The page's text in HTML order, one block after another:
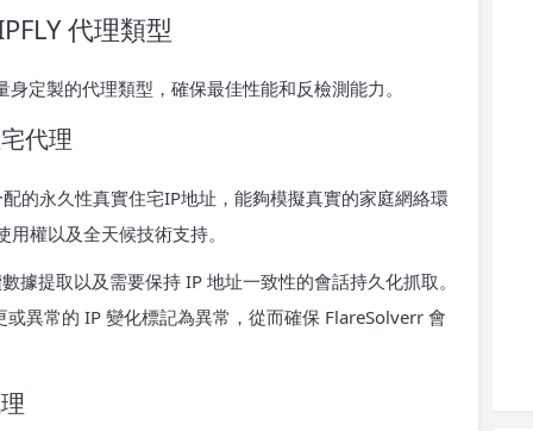
代理類型
定製的代理類型，確保最佳性能和反檢測能力。
代理
的永久性真實住宅IP地址，能夠模擬真實的家庭網絡環
權以及全天候技術支持。
據提取以及需要保持 IP 地址一致性的會話持久化抓取。
異常的 IP 變化標記為異常，從而確保 FlareSolverr 會